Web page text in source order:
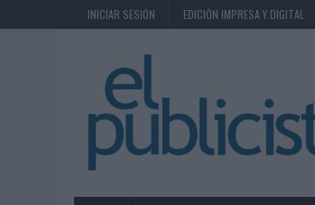
INICIAR SESIÓN EDICIÓN IMPRESA Y DIGITAL